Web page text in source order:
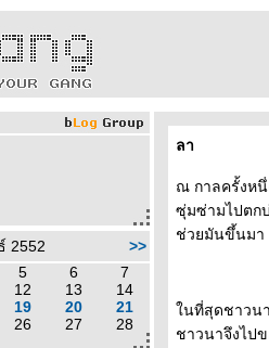
2552
>>
5 6
7
12 13
14
19 20
21
26 27 28
ลา
ณ กาลครั้งห
ซุ่มซ่ามไปตก
ช่วยมันขึ้นมา
นที่สุดชาวนา
ชาวนาจึงไป